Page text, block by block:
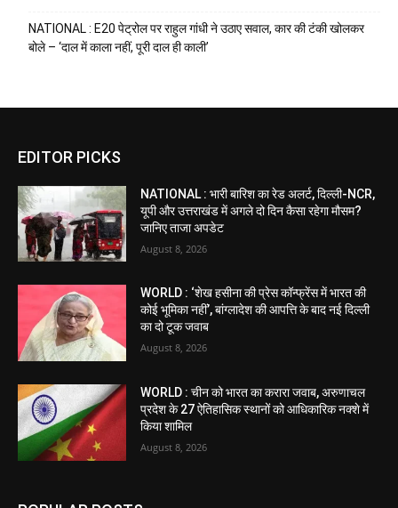
NATIONAL : E20 पेट्रोल पर राहुल गांधी ने उठाए सवाल, कार की टंकी खोलकर
बोले – ‘दाल में काला नहीं, पूरी दाल ही काली’
EDITOR PICKS
NATIONAL : भारी बारिश का रेड अलर्ट, दिल्ली-NCR,
यूपी और उत्तराखंड में अगले दो दिन कैसा रहेगा मौसम?
जानिए ताजा अपडेट
August 8, 2026
WORLD : ‘शेख हसीना की प्रेस कॉन्फ्रेंस में भारत की
कोई भूमिका नहीं’, बांग्लादेश की आपत्ति के बाद नई दिल्ली
का दो टूक जवाब
August 8, 2026
WORLD : चीन को भारत का करारा जवाब, अरुणाचल
प्रदेश के 27 ऐतिहासिक स्थानों को आधिकारिक नक्शे में
किया शामिल
August 8, 2026